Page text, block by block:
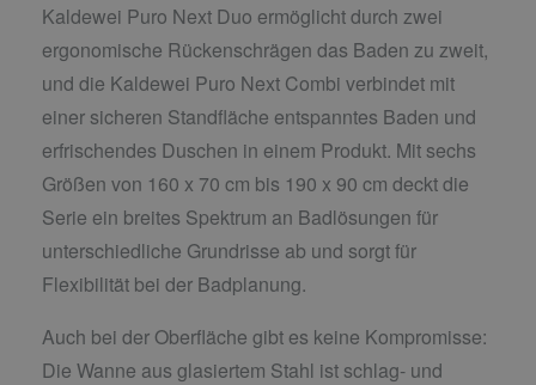
Kaldewei Puro Next Duo ermöglicht durch zwei
ergonomische Rückenschrägen das Baden zu zweit,
und die Kaldewei Puro Next Combi verbindet mit
einer sicheren Standfläche entspanntes Baden und
erfrischendes Duschen in einem Produkt. Mit sechs
Größen von 160 x 70 cm bis 190 x 90 cm deckt die
Serie ein breites Spektrum an Badlösungen für
unterschiedliche Grundrisse ab und sorgt für
Flexibilität bei der Badplanung.
Auch bei der Oberfläche gibt es keine Kompromisse:
Die Wanne aus glasiertem Stahl ist schlag- und